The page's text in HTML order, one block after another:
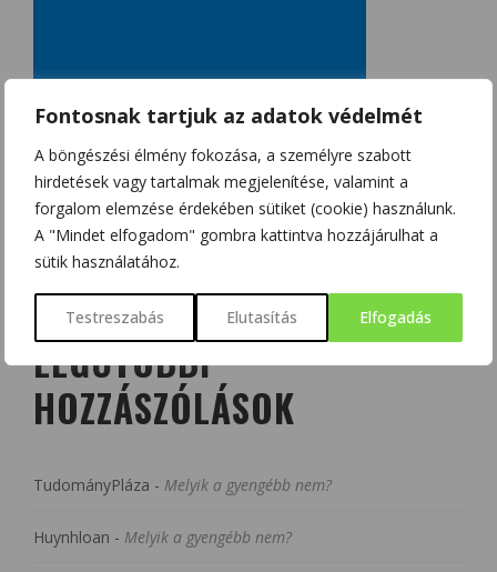
Fontosnak tartjuk az adatok védelmét
A böngészési élmény fokozása, a személyre szabott
hirdetések vagy tartalmak megjelenítése, valamint a
forgalom elemzése érdekében sütiket (cookie) használunk.
A "Mindet elfogadom" gombra kattintva hozzájárulhat a
sütik használatához.
Testreszabás Elutasítás Elfogadás
LEGUTÓBBI
HOZZÁSZÓLÁSOK
TudományPláza - Melyik a gyengébb nem?
Huynhloan - Melyik a gyengébb nem?